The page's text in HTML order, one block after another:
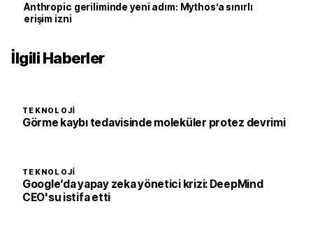
Anthropic geriliminde yeni adım: Mythos’a sınırlı
erişim izni
İlgili Haberler
TEKNOLOJI
Görme kaybı tedavisinde moleküler protez devrimi
TEKNOLOJI
Google’da yapay zeka yönetici krizi: DeepMind
CEO'su istifa etti